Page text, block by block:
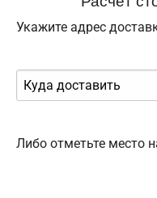
Укажите адрес
Либо отметьте место